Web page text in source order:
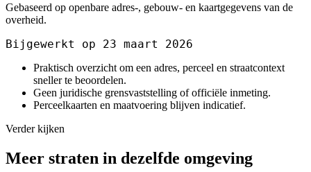
Gebaseerd op openbare adres-, gebouw- en kaartgegevens van de
overheid.
Bijgewerkt op 23 maart 2026
Praktisch overzicht om een adres, perceel en straatcontext
sneller te beoordelen.
Geen juridische grensvaststelling of officiële inmeting.
Perceelkaarten en maatvoering blijven indicatief.
Verder kijken
Meer straten in dezelfde omgeving